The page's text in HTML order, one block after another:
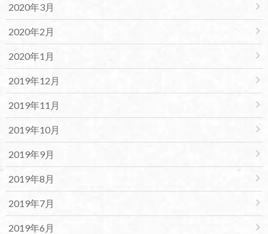
2020年3月
2020年2月
2020年1月
2019年12月
2019年11月
2019年10月
2019年9月
2019年8月
2019年7月
2019年6月